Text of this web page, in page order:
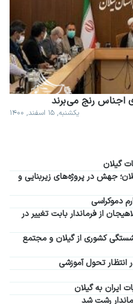
اجناس رنج می برند
یکشنبه, ۱۵ اسفند, ۱۴۰۰
گیلان
گیلان؛ جهش در پروژه‌های زیربنایی و
دموکراسی
از فرماندار بابت تغییر در
کشوری از گیلان و مجتمع
انتظار تحول آموزشی
ایران به گیلان
رشت شد